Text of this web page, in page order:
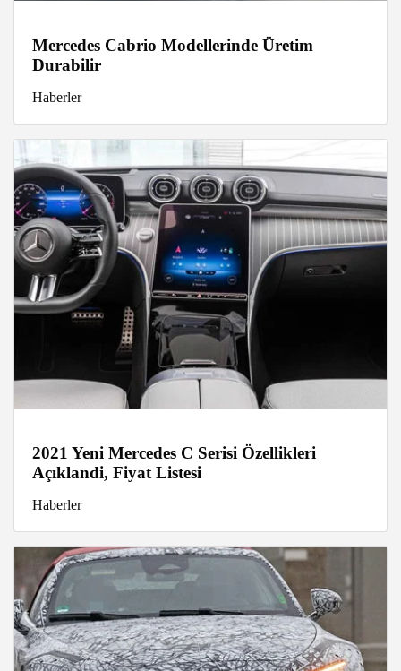
Mercedes Cabrio Modellerinde Üretim
Durabilir
Haberler
2021 Yeni Mercedes C Serisi Özellikleri
Açıklandi, Fiyat Listesi
Haberler